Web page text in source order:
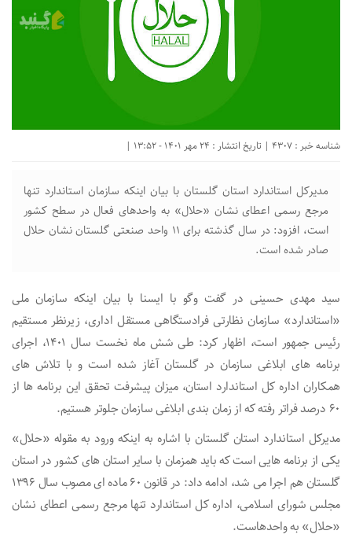
شناسه خبر : 4307 | تاریخ انتشار : 24 مهر 1401 - 13:52 |
مدیرکل استاندارد استان گلستان با بیان اینکه سازمان استاندارد تنها
مرجع رسمی اعطای نشان «حلال» به واحدهای فعال در سطح کشور
است، افزود: در سال گذشته برای ۱۱ واحد صنعتی گلستان نشان حلال
صادر شده است.
سید مهدی حسینی در گفت وگو با ایسنا با بیان اینکه سازمان ملی
«استاندارد» سازمان نظارتی فرادستگاهی مستقل اداری، زیرنظر مستقیم
رئیس جمهور است، اظهار کرد: طی شش ماه نخست سال ۱۴۰۱، اجرای
برنامه های ابلاغی سازمان در گلستان آغاز شده است و با تلاش های
همکاران اداره کل استاندارد استان، میزان پیشرفت تحقق این برنامه ها از
۶۰ درصد فراتر رفته که از زمان بندی ابلاغی سازمان جلوتر هستیم.
مدیرکل استاندارد استان گلستان با اشاره به اینکه ورود به مقوله «حلال»
یکی از برنامه هایی است که باید همزمان با سایر استان های کشور در استان
گلستان هم اجرا می شد، ادامه داد: در قانون ۶۰ ماده ای مصوب سال ۱۳۹۶
مجلس شورای اسلامی، اداره کل استاندارد تنها مرجع رسمی اعطای نشان
«حلال» به واحدهاست.